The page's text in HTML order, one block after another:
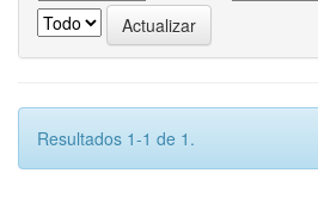
Resultados 1-1 de 1.